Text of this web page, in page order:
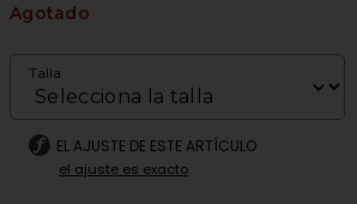
Agotado
Talla
EL AJUSTE DE ESTE ARTÍCULO
el ajuste es exacto